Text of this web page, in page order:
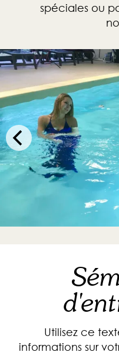
spéciales ou
Utilisez ce
informations sur